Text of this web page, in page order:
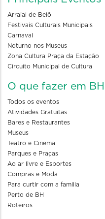
Arraial de Belô
Festivais Culturais Municipais
Carnaval
Noturno nos Museus
Zona Cultura Praça da Estação
Circuito Municipal de Cultura
O que fazer em BH
Todos os eventos
Atividades Gratuitas
Bares e Restaurantes
Museus
Teatro e Cinema
Parques e Praças
Ao ar livre e Esportes
Compras e Moda
Para curtir com a familia
Perto de BH
Roteiros